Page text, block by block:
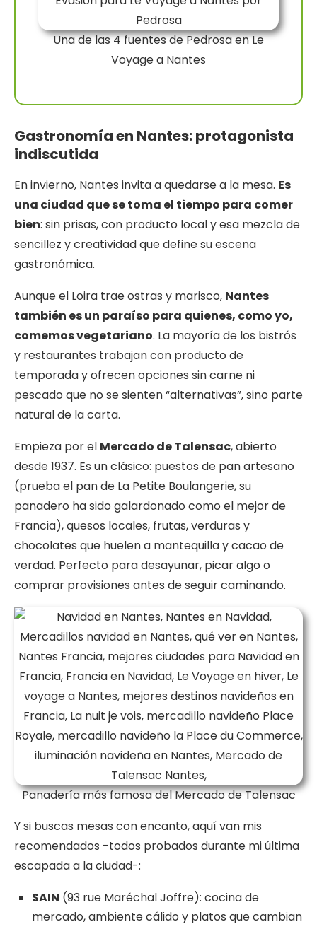
Una de las 4 fuentes de Pedrosa en Le
Voyage a Nantes
Gastronomíaen Nantes: protagonista
indiscutida
En invierno, Nantes invita a quedarse a la mesa. Es
una ciudad que se toma el tiempo para comer
bien: sin prisas, con producto local y esa mezcla de
sencillez y creatividad que define su escena
gastronómica.
Aunque el Loira trae ostras y marisco, Nantes
también es un paraíso para quienes, como yo,
comemos vegetariano. La mayoría de los bistrós
y restaurantes trabajan con producto de
temporada y ofrecen opciones sin carne ni
pescado que no se sienten “alternativas”, sino parte
natural de la carta.
Empieza por el Mercado de Talensac, abierto
desde 1937. Es un clásico: puestos de pan artesano
(prueba el pan de La Petite Boulangerie, su
panadero ha sido galardonado como el mejor de
Francia), quesos locales, frutas, verduras y
chocolates que huelen a mantequilla y cacao de
verdad. Perfecto para desayunar, picar algo o
comprar provisiones antes de seguir caminando.
Panadería más famosa del Mercado de Talensac
Y si buscas mesas con encanto, aquí van mis
recomendados -todos probados durante mi última
escapada a la ciudad-:
SAIN (93 rue Maréchal Joffre): cocina de
mercado, ambiente cálido y platos que cambian